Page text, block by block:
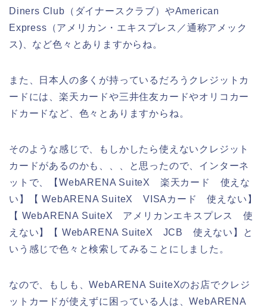
Diners Club（ダイナースクラブ）やAmerican
Express（アメリカン・エキスプレス／通称アメック
ス)、など色々とありますからね。
また、日本人の多くが持っているだろうクレジットカ
ードには、楽天カードや三井住友カードやオリコカー
ドカードなど、色々とありますからね。
そのような感じで、もしかしたら使えないクレジット
カードがあるのかも、、、と思ったので、インターネ
ットで、【WebARENA SuiteX 楽天カード 使えな
い】【 WebARENA SuiteX VISAカード 使えない】
【 WebARENA SuiteX アメリカンエキスプレス 使
えない】【 WebARENA SuiteX JCB 使えない】と
いう感じで色々と検索してみることにしました。
なので、もしも、WebARENA SuiteXのお店でクレジ
ットカードが使えずに困っている人は、WebARENA